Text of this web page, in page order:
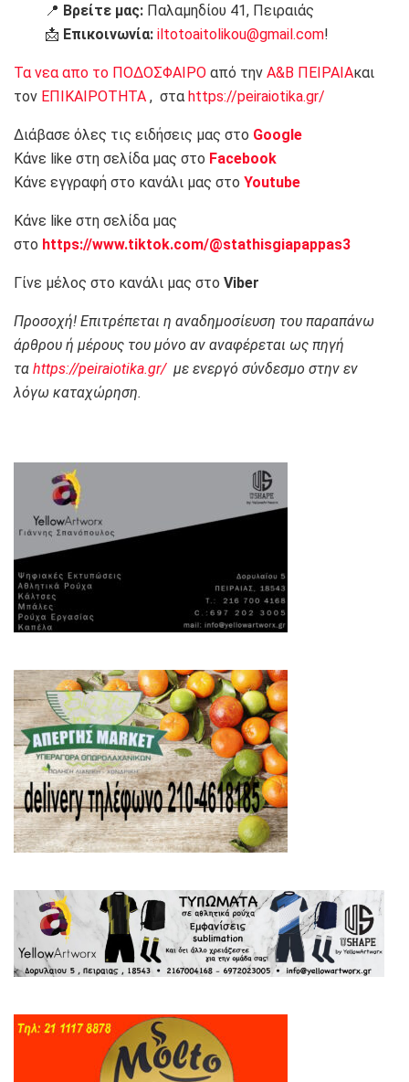
📍 Βρείτε μας: Παλαμηδίου 41, Πειραιάς
📩 Επικοινωνία: iltotoaitolikou@gmail.com!
Τα νεα απο το ΠΟΔΟΣΦΑΙΡΟ από την Α&Β ΠΕΙΡΑΙΑκαι
τον ΕΠΙΚΑΙΡΟΤΗΤΑ , στα https://peiraiotika.gr/
Διάβασε όλες τις ειδήσεις μας στο Google
Κάνε like στη σελίδα μας στο Facebook
Κάνε εγγραφή στο κανάλι μας στο Youtube
Κάνε like στη σελίδα μας
στο https://www.tiktok.com/@stathisgiapappas3
Γίνε μέλος στο κανάλι μας στο Viber
Προσοχή! Επιτρέπεται η αναδημοσίευση του παραπάνω
άρθρου ή μέρους του μόνο αν αναφέρεται ως πηγή
τα https://peiraiotika.gr/με ενεργό σύνδεσμο στην εν
λόγω καταχώρηση.